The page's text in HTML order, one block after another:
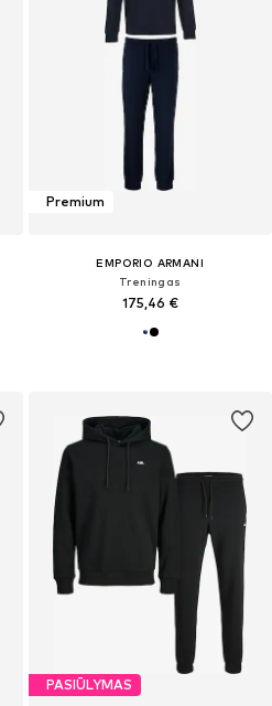
Premium
EMPORIO ARMANI
Treningas
175,46 €
PASIŪLYMAS